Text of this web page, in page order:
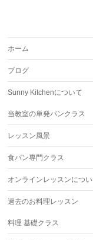
ホーム
ブログ
Sunny Kitchenについて
当教室の単発パンクラス
レッスン風景
食パン専門クラス
オンラインレッスンにつ
過去のお料理レッスン
料理 基礎クラス